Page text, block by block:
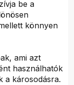
be a
könnyen
ami azt
használhatók
a károsodásra.